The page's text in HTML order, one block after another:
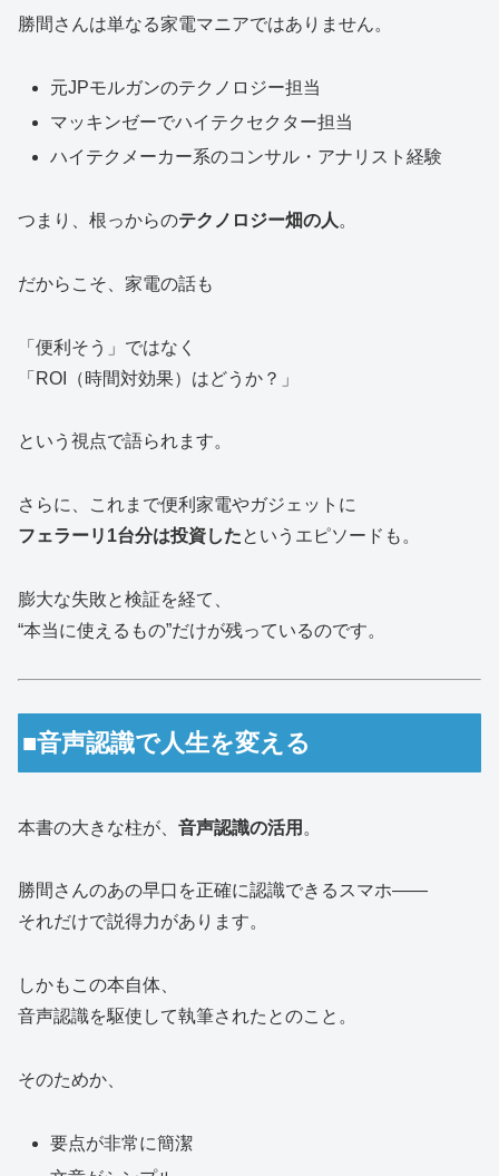
勝間さんは単なる家電マニアではありません。
元JPモルガンのテクノロジー担当
マッキンゼーでハイテクセクター担当
ハイテクメーカー系のコンサル・アナリスト経験
つまり、根っからのテクノロジー畑の人 。
だからこそ、家電の話も
「便利そう」ではなく
「ROI（時間対効果）はどうか？」
という視点で語られます。
さらに、これまで便利家電やガジェットに
フェラーリ1台分は投資したというエピソードも。
膨大な失敗と検証を経て、
“本当に使えるもの”だけが残っているのです。
■音声認識で人生を変える
本書の大きな柱が、 音声認識の活用 。
勝間さんのあの早口を正確に認識できるスマホ――
それだけで説得力があります。
しかもこの本自体、
音声認識を駆使して執筆されたとのこと。
そのためか、
要点が非常に簡潔